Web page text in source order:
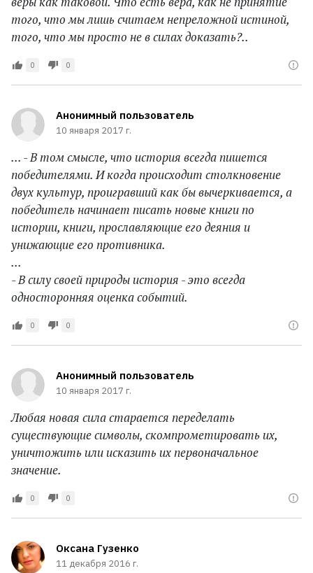
того, что мы лишь считаем непреложной истиной,
того, что мы просто не в силах доказать?..
0 0
Анонимный пользователь
10 января 2017 г.
... - В том смысле, что история всегда пишется
победителями. И когда происходит столкновение
двух культур, проигравший как бы вычеркивается, а
победитель начинает писать новые книги по
истории, книги, прославляющие его деяния и
унижающие его противника.
...
- В силу своей природы история - это всегда
односторонняя оценка событий.
0 0
Анонимный пользователь
10 января 2017 г.
Любая новая сила старается переделать
существующие символы, скомпрометировать их,
уничтожить или исказить их первоначальное
значение.
0 0
Оксана Гузенко
11 декабря 2016 г.